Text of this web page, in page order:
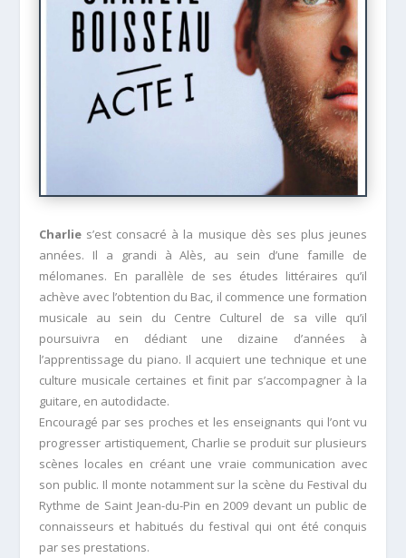
Charlies’est consacré à la musique dès ses plus jeunes
années. Il a grandi à Alès, au sein d’une famille de
mélomanes. En parallèle de ses études littéraires qu’il
achève avec l’obtention du Bac, il commence une formation
musicale au sein du Centre Culturel de sa ville qu’il
poursuivra en dédiant une dizaine d’années à
l’apprentissage du piano. Il acquiert une technique et une
culture musicale certaines et finit par s’accompagner à la
guitare, en autodidacte.
Encouragé par ses proches et les enseignants qui l’ont vu
progresser artistiquement, Charlie se produit sur plusieurs
scènes locales en créant une vraie communication avec
son public. Il monte notamment sur la scène du Festival du
Rythme de Saint Jean-du-Pin en 2009 devant un public de
connaisseurs et habitués du festival qui ont été conquis
par ses prestations.